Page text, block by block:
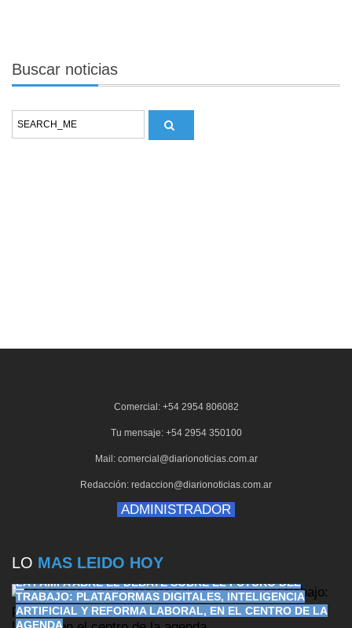
Buscar noticias
Comercial: +54 2954 806082
Tu mensaje: +54 2954 350100
Mail: comercial@diarionoticias.com.ar
Redacción: redaccion@diarionoticias.com.ar
ADMINISTRADOR
LO MAS LEIDO HOY
LA PAMPA ABRE EL DEBATE SOBRE EL FUTURO DEL
TRABAJO: PLATAFORMAS DIGITALES, INTELIGENCIA
ARTIFICIAL Y REFORMA LABORAL, EN EL CENTRO DE LA
AGENDA